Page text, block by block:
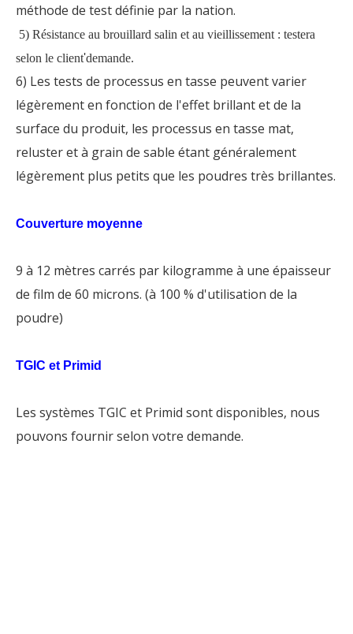
méthode de test définie par la nation.
5) Résistance au brouillard salin et au vieillissement : testera
selon le client'demande.
6) Les tests de processus en tasse peuvent varier
légèrement en fonction de l'effet brillant et de la
surface du produit, les processus en tasse mat,
reluster et à grain de sable étant généralement
légèrement plus petits que les poudres très brillantes.
Couverture moyenne
9 à 12 mètres carrés par kilogramme à une épaisseur
de film de 60 microns. (à 100 % d'utilisation de la
poudre)
TGIC et Primid
Les systèmes TGIC et Primid sont disponibles, nous
pouvons fournir selon votre demande.